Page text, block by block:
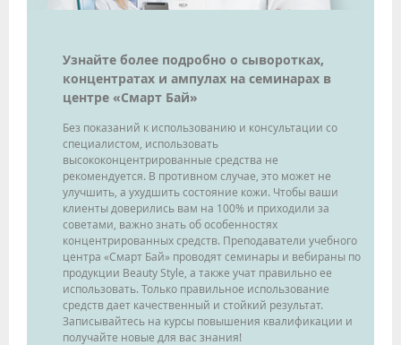
Узнайте более подробно о сыворотках,
концентратах и ампулах на семинарах в
центре «Смарт Бай»
Без показаний к использованию и консультации со
специалистом, использовать
высококонцентрированные средства не
рекомендуется. В противном случае, это может не
улучшить, а ухудшить состояние кожи. Чтобы ваши
клиенты доверились вам на 100% и приходили за
советами, важно знать об особенностях
концентрированных средств. Преподаватели учебного
центра «Смарт Бай» проводят семинары и вебираны по
продукции Beauty Style, а также учат правильно ее
использовать. Только правильное использование
средств дает качественный и стойкий результат.
Записывайтесь на курсы повышения квалификации и
получайте новые для вас знания!